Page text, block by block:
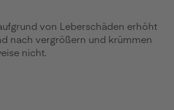
von Leberschäden erhöht
nach vergrößern und krümmen
nicht.